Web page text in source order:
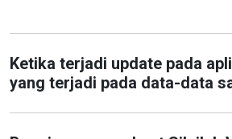
Ketika terjadi update pada
yang terjadi pada data-data